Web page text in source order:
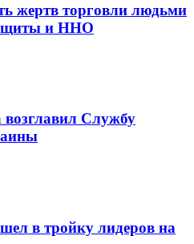
жертв торговли людьми
и ННО
Службу
в тройку лидеров на